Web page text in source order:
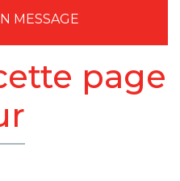
MESSAGE
page